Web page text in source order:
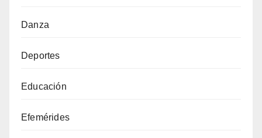
Danza
Deportes
Educación
Efemérides